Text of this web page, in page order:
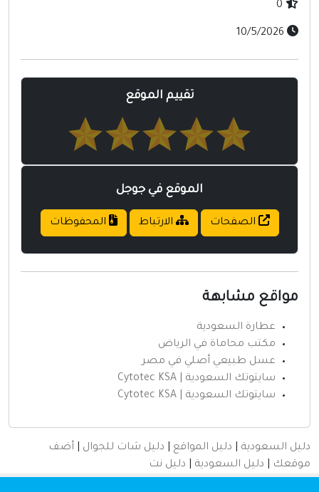
تقييم الموقع
الموقع في جوجل
الصفحات الارتباط المحفوظات
مواقع مشابهة
عطارة السعودية
مكتب محاماة في الرياض
عسل طبيعي أصلي في مصر
سايتوتك السعودية | Cytotec KSA
سايتوتك السعودية | Cytotec KSA
دليل السعودية دليل المواقع دليل شات للجوال
أضف
موقعك
دليل السعودية دليل نت